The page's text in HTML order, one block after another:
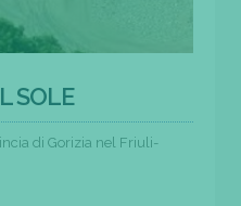
SOLE
di Gorizia nel Friuli-